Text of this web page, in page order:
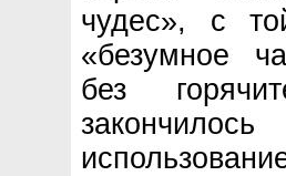
чудес», с
«безумное
без